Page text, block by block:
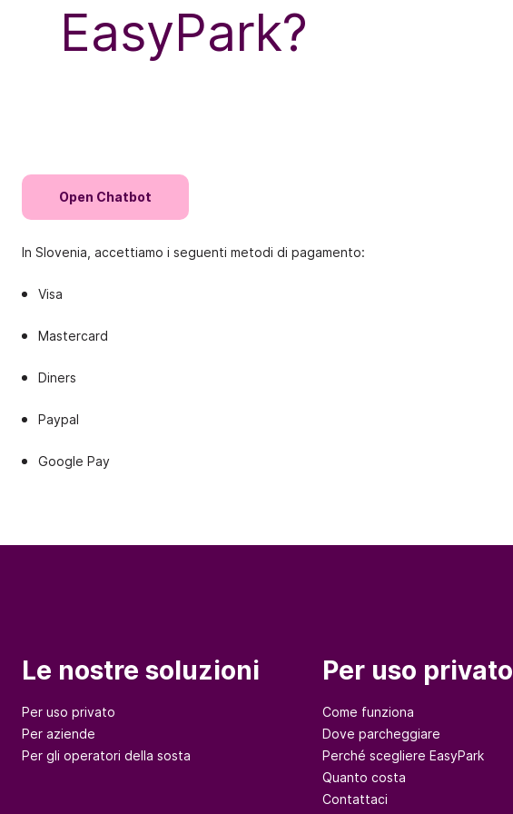
EasyPark?
Open Chatbot
In Slovenia, accettiamo i seguenti metodi di pagamento:
Visa
Mastercard
Diners
Paypal
Google Pay
Le nostre soluzioni
Per uso privato
Per aziende
Per gli operatori della sosta
Per uso privato
Come funziona
Dove parcheggiare
Perché scegliere EasyPark
Quanto costa
Contattaci